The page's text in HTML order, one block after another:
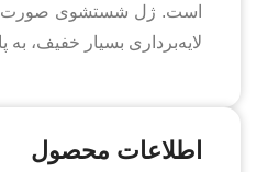
لایه‌برداری بسیار خفیف،
اطلاعات محصول